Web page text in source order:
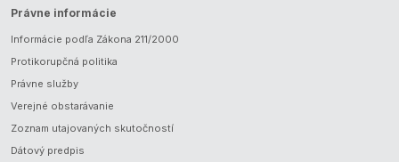
Právne informácie
Informácie podľa Zákona 211/2000
Protikorupčná politika
Právne služby
Verejné obstarávanie
Zoznam utajovaných skutočností
Dátový predpis